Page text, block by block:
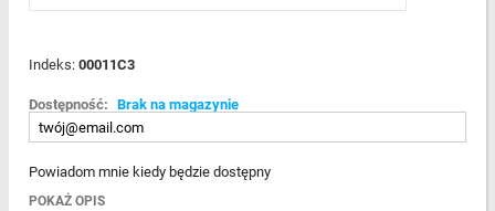
Indeks: 00011C3
Dostępność: Brak na magazynie
Powiadom mnie kiedy będzie dostępny
POKAŻ OPIS